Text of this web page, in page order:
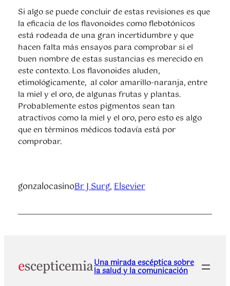
Si algo se puede concluir de estas revisiones es que
la eficacia de los flavonoides como flebotónicos
está rodeada de una gran incertidumbre y que
hacen falta más ensayos para comprobar si el
buen nombre de estas sustancias es merecido en
este contexto. Los flavonoides aluden,
etimológicamente, al color amarillo-naranja, entre
la miel y el oro, de algunas frutas y plantas.
Probablemente estos pigmentos sean tan
atractivos como la miel y el oro, pero esto es algo
que en términos médicos todavía está por
comprobar.
gonzalocasinoBr J Surg, Elsevier
Una mirada escéptica sobre
la salud y la comunicación